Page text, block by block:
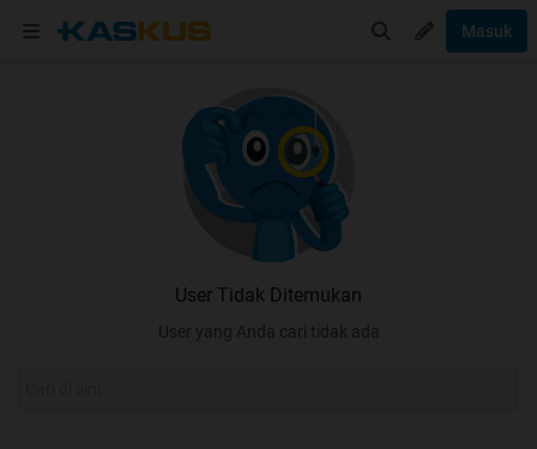
Masuk
User Tidak Ditemukan
User yang Anda cari tidak ada